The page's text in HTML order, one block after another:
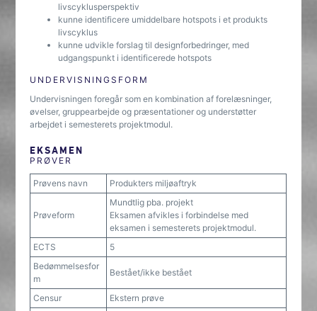
livscyklusperspektiv
kunne identificere umiddelbare hotspots i et produkts
livscyklus
kunne udvikle forslag til designforbedringer, med
udgangspunkt i identificerede hotspots
UNDERVISNINGSFORM
Undervisningen foregår som en kombination af forelæsninger,
øvelser, gruppearbejde og præsentationer og understøtter
arbejdet i semesterets projektmodul.
EKSAMEN
PRØVER
Prøvens navn Produkters miljøaftryk
Prøveform
Mundtlig pba. projekt
Eksamen afvikles i forbindelse med
eksamen i semesterets projektmodul.
ECTS
5
Bedømmelsesfor
m
Bestået/ikke bestået
Censur
Ekstern prøve